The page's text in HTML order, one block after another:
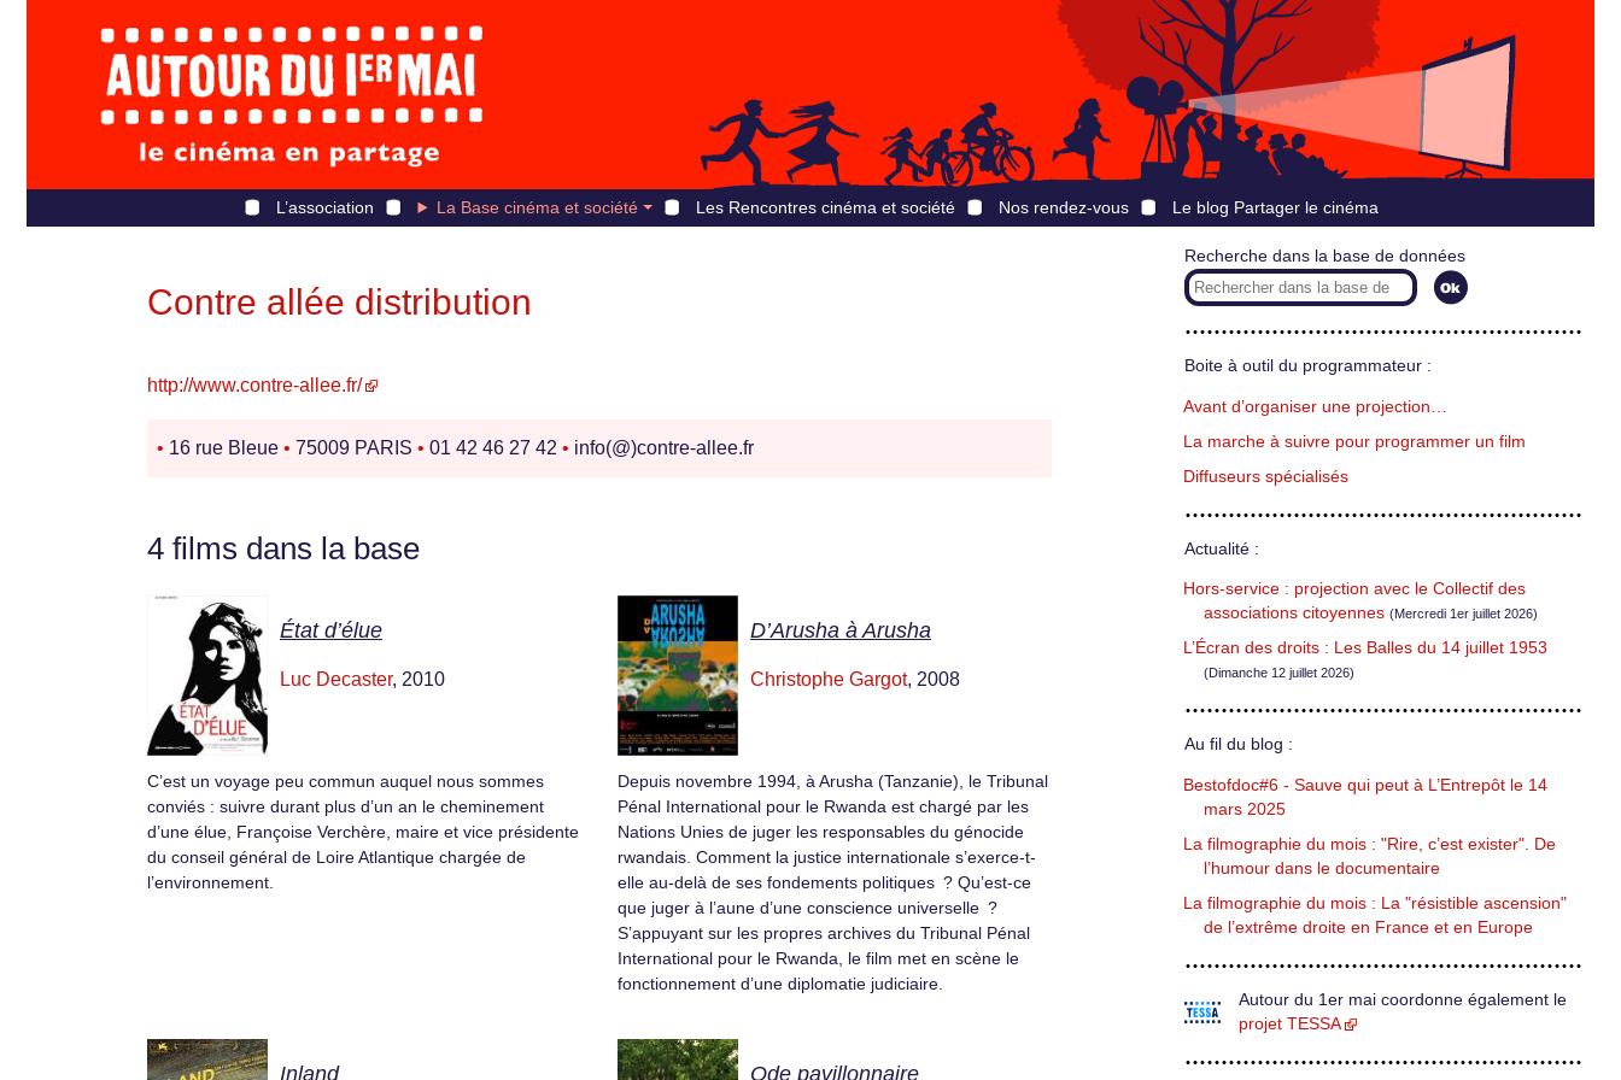
L’association La Base cinéma et société Les Rencontres cinéma et société Nos rendez-vous Le blog Partager le cinéma
Contre allée distribution
http://www.contre-allee.fr/
• 16 rue Bleue • 75009 PARIS • 01 42 46 27 42 • info(@)contre-allee.fr
4 films dans la base
État d’élue
Luc Decaster, 2010
C’est un voyage peu commun auquel nous sommes
conviés : suivre durant plus d’un an le cheminement
d’une élue, Françoise Verchère, maire et vice présidente
du conseil général de Loire Atlantique chargée de
l’environnement.
D’Arusha à Arusha
Christophe Gargot, 2008
Depuis novembre 1994, à Arusha (Tanzanie), le Tribunal
Pénal International pour le Rwanda est chargé par les
Nations Unies de juger les responsables du génocide
rwandais. Comment la justice internationale s’exerce-t-
elle au-delà de ses fondements politiques ? Qu’est-ce
que juger à l’aune d’une conscience universelle ?
S’appuyant sur les propres archives du Tribunal Pénal
International pour le Rwanda, le film met en scène le
fonctionnement d’une diplomatie judiciaire.
Inland Ode pavillonnaire
Recherche dans la base de données
Boite à outil du programmateur :
Avant d’organiser une projection…
La marche à suivre pour programmer un film
Diffuseurs spécialisés
Actualité :
Hors-service : projection avec le Collectif des
associations citoyennes (Mercredi 1er juillet 2026)
L’Écran des droits : Les Balles du 14 juillet 1953
(Dimanche 12 juillet 2026)
Au fil du blog :
Bestofdoc#6 - Sauve qui peut à L’Entrepôt le 14
mars 2025
La filmographie du mois : "Rire, c’est exister". De
l’humour dans le documentaire
La filmographie du mois : La "résistible ascension"
de l’extrême droite en France et en Europe
Autour du 1er mai coordonne également le
projet TESSA